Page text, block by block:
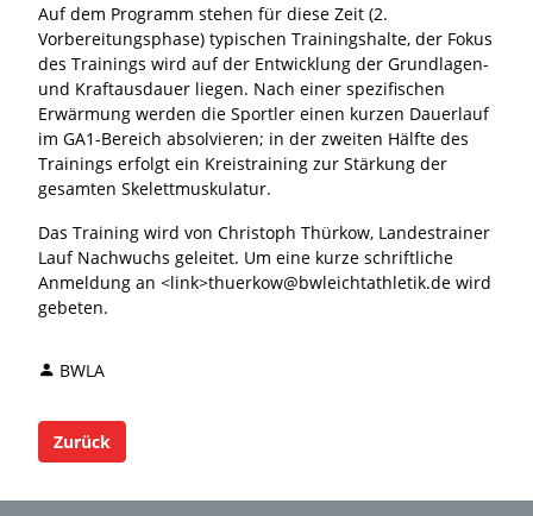
Auf dem Programm stehen für diese Zeit (2.
Vorbereitungsphase) typischen Trainingshalte, der Fokus
des Trainings wird auf der Entwicklung der Grundlagen-
und Kraftausdauer liegen. Nach einer spezifischen
Erwärmung werden die Sportler einen kurzen Dauerlauf
im GA1-Bereich absolvieren; in der zweiten Hälfte des
Trainings erfolgt ein Kreistraining zur Stärkung der
gesamten Skelettmuskulatur.
Das Training wird von Christoph Thürkow, Landestrainer
Lauf Nachwuchs geleitet. Um eine kurze schriftliche
Anmeldung an <link>thuerkow@bwleichtathletik.de wird
gebeten.
BWLA
Zurück